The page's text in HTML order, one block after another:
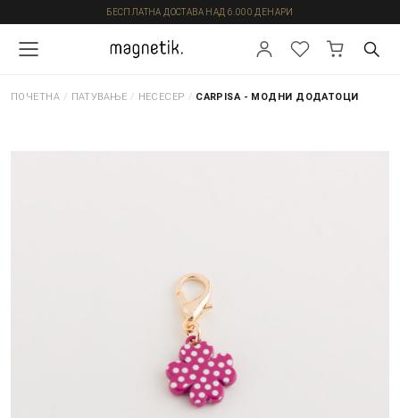
БЕСПЛАТНА ДОСТАВА НАД 6.000 ДЕНАРИ
ПОЧЕТНА / ПАТУВАЊЕ / НЕСЕСЕР / CARPISA - МОДНИ ДОДАТОЦИ